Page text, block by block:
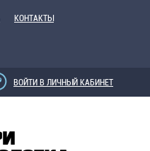
КОНТАКТЫ
ВОЙТИ В ЛИЧНЫЙ КАБИНЕТ